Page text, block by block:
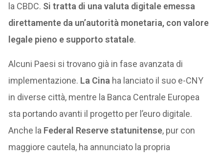
la CBDC. Si tratta di una valuta digitale emessa
direttamente da un’autorità monetaria, con valore
legale pieno e supporto statale.
Alcuni Paesi si trovano già in fase avanzata di
implementazione. La Cina ha lanciato il suo e-CNY
in diverse città, mentre la Banca Centrale Europea
sta portando avanti il progetto per l’euro digitale.
Anche la Federal Reserve statunitense, pur con
maggiore cautela, ha annunciato la propria